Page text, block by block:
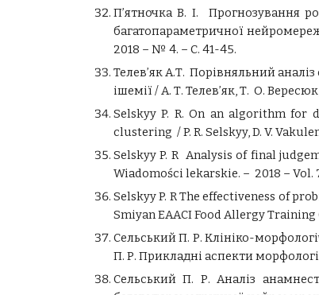
П’ятночка В. І. Прогнозування
багатопараметричної
2018 – № 4. – С. 41-45.
Телев’як А.Т. Порівняльний
ішемії / А. Т. Телев’як, Т. О.
Selskyy P. R. On an algorithm
clustering / P. R. Selskyy, D. V.
Selskyy P. R Analysis of final
Wiadomości lekarskie. – 2018 – Vol.
Selskyy P. R The effectiveness of
Smiyan EAACI Food Allergy
Сельський П. Р. Клініко-
П. Р. Прикладні аспекти
Сельський П. Р. Аналіз